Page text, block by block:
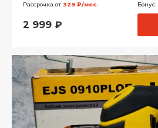
Рассрочка от 329 ₽/мес. Бонус:
2 999 ₽